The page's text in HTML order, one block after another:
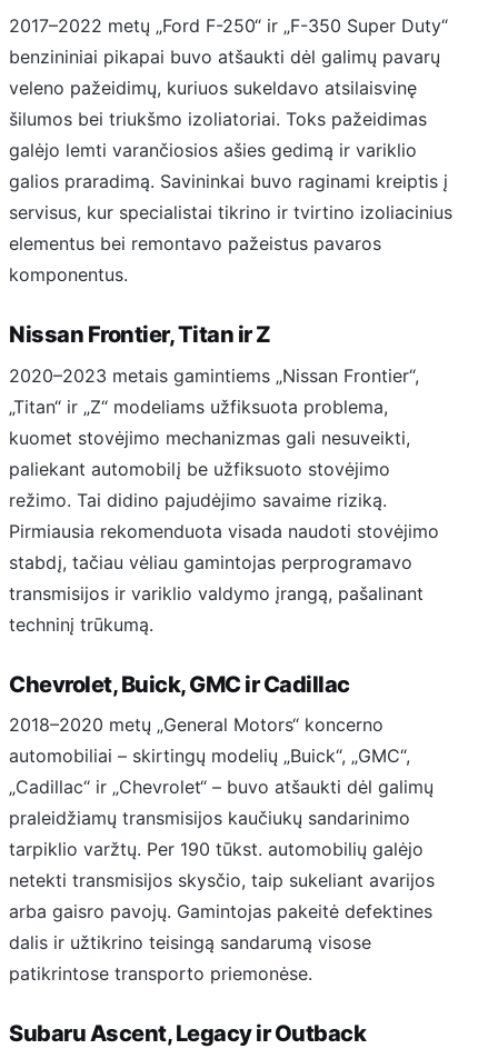
2017–2022 metų „Ford F-250“ ir „F-350 Super Duty“
benzininiai pikapai buvo atšaukti dėl galimų pavarų
veleno pažeidimų, kuriuos sukeldavo atsilaisvinę
šilumos bei triukšmo izoliatoriai. Toks pažeidimas
galėjo lemti varančiosios ašies gedimą ir variklio
galios praradimą. Savininkai buvo raginami kreiptis į
servisus, kur specialistai tikrino ir tvirtino izoliacinius
elementus bei remontavo pažeistus pavaros
komponentus.
Nissan Frontier, Titan ir Z
2020–2023 metais gamintiems „Nissan Frontier“,
„Titan“ ir „Z“ modeliams užfiksuota problema,
kuomet stovėjimo mechanizmas gali nesuveikti,
paliekant automobilį be užfiksuoto stovėjimo
režimo. Tai didino pajudėjimo savaime riziką.
Pirmiausia rekomenduota visada naudoti stovėjimo
stabdį, tačiau vėliau gamintojas perprogramavo
transmisijos ir variklio valdymo įrangą, pašalinant
techninį trūkumą.
Chevrolet, Buick, GMC ir Cadillac
2018–2020 metų „General Motors“ koncerno
automobiliai – skirtingų modelių „Buick“, „GMC“,
„Cadillac“ ir „Chevrolet“ – buvo atšaukti dėl galimų
praleidžiamų transmisijos kaučiukų sandarinimo
tarpiklio varžtų. Per 190 tūkst. automobilių galėjo
netekti transmisijos skysčio, taip sukeliant avarijos
arba gaisro pavojų. Gamintojas pakeitė defektines
dalis ir užtikrino teisingą sandarumą visose
patikrintose transporto priemonėse.
Subaru Ascent, Legacy ir Outback